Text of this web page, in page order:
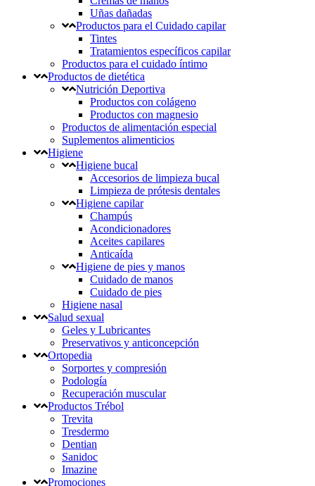
Uñas dañadas
Productos para el Cuidado capilar
Tintes
Tratamientos específicos capilar
Productos para el cuidado íntimo
Productos de dietética
Nutrición Deportiva
Productos con colágeno
Productos con magnesio
Productos de alimentación especial
Suplementos alimenticios
Higiene
Higiene bucal
Accesorios de limpieza bucal
Limpieza de prótesis dentales
Higiene capilar
Champús
Acondicionadores
Aceites capilares
Anticaída
Higiene de pies y manos
Cuidado de manos
Cuidado de pies
Higiene nasal
Salud sexual
Geles y Lubricantes
Preservativos y anticoncepción
Ortopedia
Sorportes y compresión
Podología
Recuperación muscular
Productos Trébol
Trevita
Tresdermo
Dentian
Sanidoc
Imazine
Promociones